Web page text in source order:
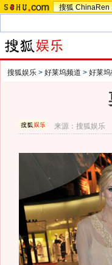
搜狐 ChinaRen
搜狐娱乐 > 好莱坞频道 > 好莱
来源：搜狐娱乐